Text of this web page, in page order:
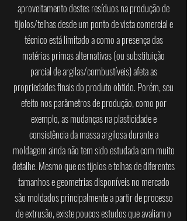
aproveitamento destes resíduos na produção de
tijolos/telhas desde um ponto de vista comercial e
técnico está limitado a como a presença das
matérias primas alternativas (ou substituição
parcial de argilas/combustíveis) afeta as
propriedades finais do produto obtido. Porém, seu
efeito nos parâmetros de produção, como por
exemplo, as mudanças na plasticidade e
consistência da massa argilosa durante a
moldagem ainda não tem sido estudada com muito
detalhe. Mesmo que os tijolos e telhas de diferentes
tamanhos e geometrias disponíveis no mercado
são moldados principalmente a partir de processo
de extrusão, existe poucos estudos que avaliam o